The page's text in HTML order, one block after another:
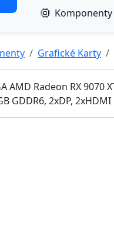
Komponenty
Grafické Karty